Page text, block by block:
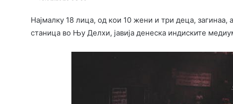
Најмалку 18 лица, од кои 10 жени и три деца,
станица во Њу Делхи, јавија денеска индиските